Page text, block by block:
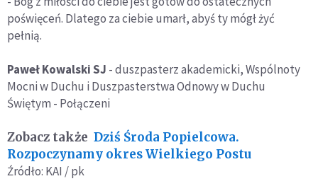
poświęceń. Dlatego za ciebie umarł, abyś ty mógł żyć
pełnią.
Paweł Kowalski SJ - duszpasterz akademicki, Wspólnoty
Mocni w Duchu i Duszpasterstwa Odnowy w Duchu
Świętym - Połączeni
Zobacz także Dziś Środa Popielcowa.
Rozpoczynamy okres Wielkiego Postu
Źródło: KAI / pk